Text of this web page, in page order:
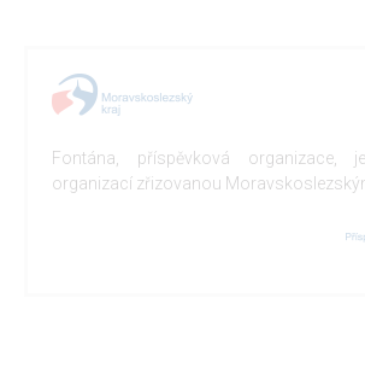
Fontána, příspěvková organizace,
organizací zřizovanou